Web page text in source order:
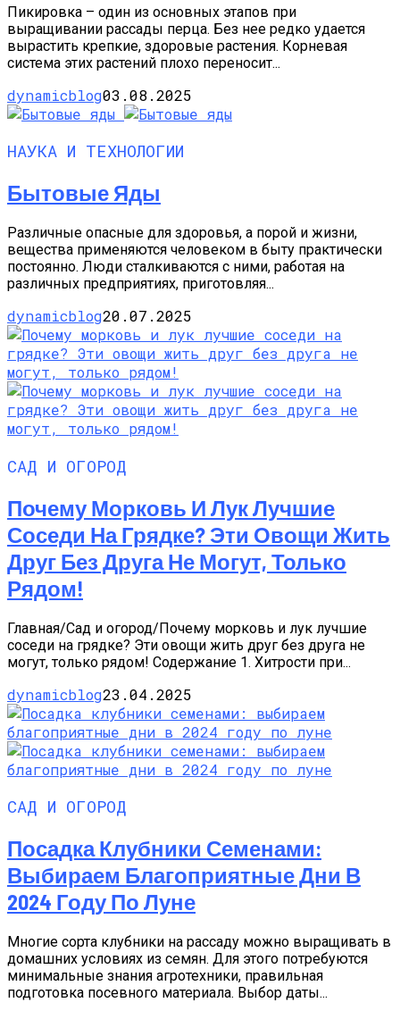
Пикировка – один из основных этапов при
выращивании рассады перца. Без нее редко удается
вырастить крепкие, здоровые растения. Корневая
система этих растений плохо переносит...
dynamicblog03.08.2025
НАУКА И ТЕХНОЛОГИИ
Бытовые Яды
Различные опасные для здоровья, а порой и жизни,
вещества применяются человеком в быту практически
постоянно. Люди сталкиваются с ними, работая на
различных предприятиях, приготовляя...
dynamicblog20.07.2025
САД И ОГОРОД
Почему Морковь И Лук Лучшие
Соседи На Грядке? Эти Овощи Жить
Друг Без Друга Не Могут, Только
Рядом!
Главная/Сад и огород/Почему морковь и лук лучшие
соседи на грядке? Эти овощи жить друг без друга не
могут, только рядом! Содержание 1. Хитрости при...
dynamicblog23.04.2025
САД И ОГОРОД
Посадка Клубники Семенами:
Выбираем Благоприятные Дни В
2024 Году По Луне
Многие сорта клубники на рассаду можно выращивать в
домашних условиях из семян. Для этого потребуются
минимальные знания агротехники, правильная
подготовка посевного материала. Выбор даты...